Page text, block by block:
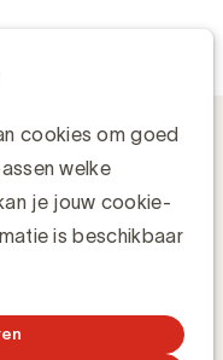
cookies om goed
welke
je jouw cookie-
is beschikbaar
in je merk- en
marketing
Content bespreken
marketing